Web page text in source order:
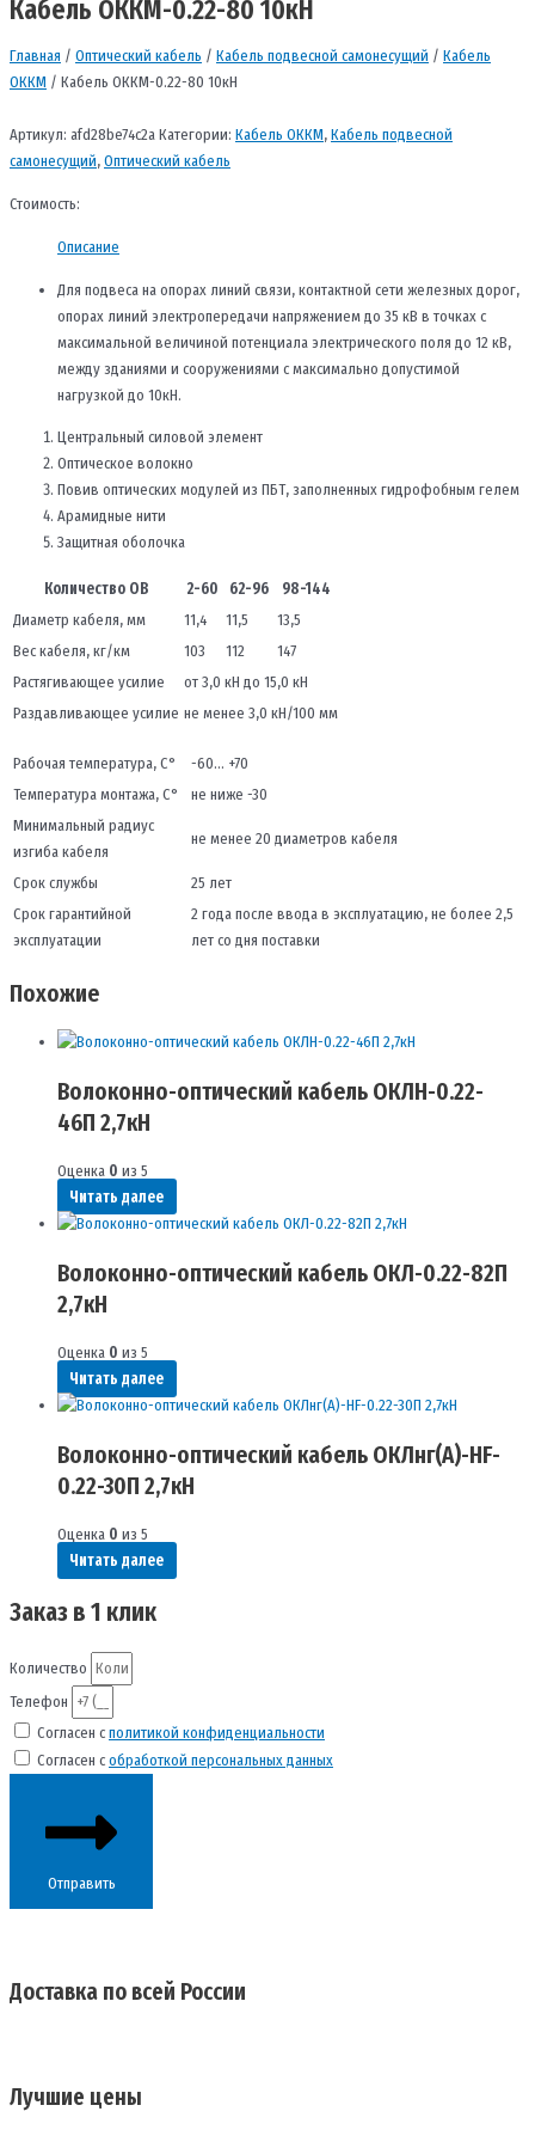
Кабель ОККМ-0.22-80 10кН
Главная / Оптический кабель / Кабель подвесной самонесущий / Кабель
ОККМ / Кабель ОККМ-0.22-80 10кН
Артикул: afd28be74c2aКатегории: Кабель ОККМ,Кабель подвесной
самонесущий,Оптический кабель
Стоимость:
Описание
Для подвеса на опорах линий связи, контактной сети железных дорог,
опорах линий электропередачи напряжением до 35 кВ в точках с
максимальной величиной потенциала электрического поля до 12 кВ,
между зданиями и сооружениями с максимально допустимой
нагрузкой до 10кН.
Центральный силовой элемент
Оптическое волокно
Повив оптических модулей из ПБТ, заполненных гидрофобным гелем
Арамидные нити
Защитная оболочка
Количество ОВ 2-60 62-96
98-144
Диаметр кабеля, мм
11,4 11,5
13,5
Вес кабеля, кг/км
103 112
147
Растягивающее усилие
от 3,0 кН до 15,0 кН
Раздавливающее усилие не менее 3,0 кН/100 мм
Рабочая температура, С°
-60… +70
Температура монтажа, С°
не ниже -30
Минимальный радиус
изгиба кабеля
не менее 20 диаметров кабеля
Срок службы
25 лет
Срок гарантийной
эксплуатации
2 года после ввода в эксплуатацию, не более 2,5
лет со дня поставки
Похожие
Волоконно-оптический кабель ОКЛН-0.22-
46П 2,7кН
Оценка 0 из 5
Читать далее
Волоконно-оптический кабель ОКЛ-0.22-82П
2,7кН
Оценка 0 из 5
Читать далее
Волоконно-оптический кабель ОКЛнг(A)-HF-
0.22-30П 2,7кН
Оценка 0 из 5
Читать далее
Заказ в 1 клик
Количество
Телефон
Согласен сполитикой конфиденциальности
Согласен собработкой персональных данных
Отправить
Доставка по всей России
Лучшие цены